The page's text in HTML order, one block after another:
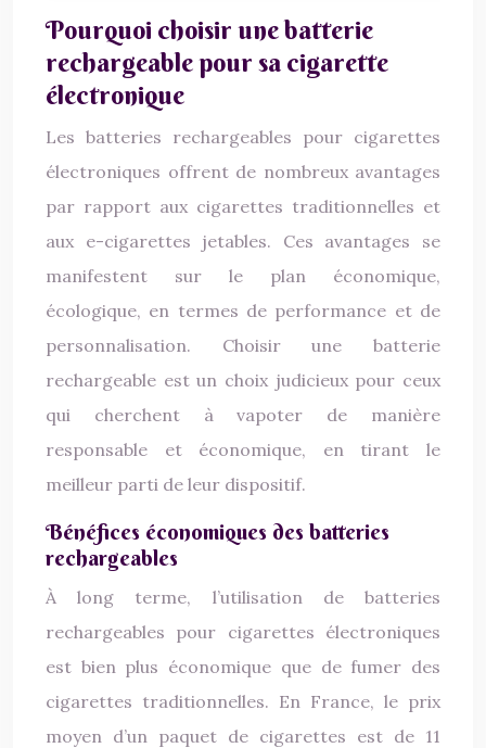
Pourquoi choisir une batterie
rechargeable pour sa cigarette
électronique
Les batteries rechargeables pour cigarettes
électroniques offrent de nombreux avantages
par rapport aux cigarettes traditionnelles et
aux e-cigarettes jetables. Ces avantages se
manifestent sur le plan économique,
écologique, en termes de performance et de
personnalisation. Choisir une batterie
rechargeable est un choix judicieux pour ceux
qui cherchent à vapoter de manière
responsable et économique, en tirant le
meilleur parti de leur dispositif.
Bénéfices économiques des batteries
rechargeables
À long terme, l’utilisation de batteries
rechargeables pour cigarettes électroniques
est bien plus économique que de fumer des
cigarettes traditionnelles. En France, le prix
moyen d’un paquet de cigarettes est de 11